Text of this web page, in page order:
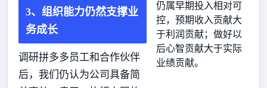
3、组织能力仍然支撑业
务成长
调研拼多多员工和合作伙伴
后，我们仍认为公司具备简
仍属早期投入相对可
控，预期收入贡献大
于利润贡献；做好以
后心智贡献大于实际
业绩贡献。